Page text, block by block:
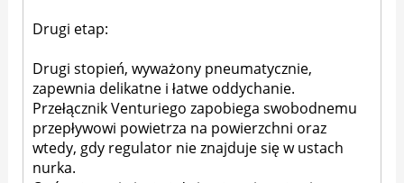
Drugi etap:
Drugi stopień, wyważony pneumatycznie,
zapewnia delikatne i łatwe oddychanie.
Przełącznik Venturiego zapobiega swobodnemu
przepływowi powietrza na powierzchni oraz
wtedy, gdy regulator nie znajduje się w ustach
nurka.